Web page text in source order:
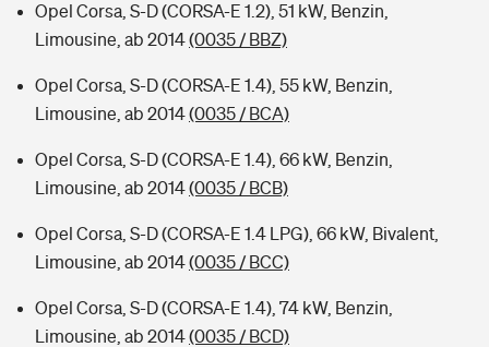
Opel Corsa, S-D (CORSA-E 1.2), 51 kW, Benzin,
Limousine, ab 2014(0035 / BBZ)
Opel Corsa, S-D (CORSA-E 1.4), 55 kW, Benzin,
Limousine, ab 2014(0035 / BCA)
Opel Corsa, S-D (CORSA-E 1.4), 66 kW, Benzin,
Limousine, ab 2014(0035 / BCB)
Opel Corsa, S-D (CORSA-E 1.4 LPG), 66 kW, Bivalent,
Limousine, ab 2014(0035 / BCC)
Opel Corsa, S-D (CORSA-E 1.4), 74 kW, Benzin,
Limousine, ab 2014(0035 / BCD)